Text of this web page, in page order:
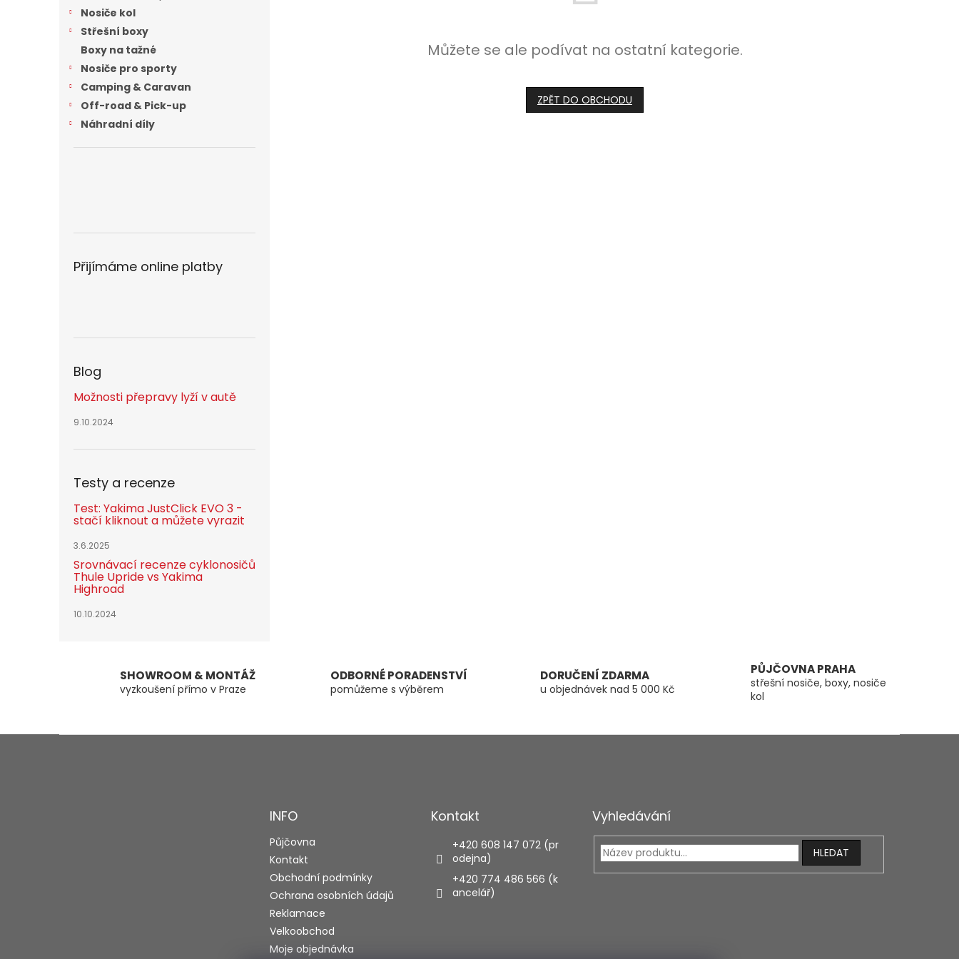
Nosiče kol
Střešní boxy
Boxy na tažné
Nosiče pro sporty
Camping & Caravan
Off-road & Pick-up
Náhradní díly
Přijímáme online platby
Blog
Možnosti přepravy lyží v autě
9.10.2024
Testy a recenze
Test: Yakima JustClick EVO 3 -
stačí kliknout a můžete vyrazit
3.6.2025
Srovnávací recenze cyklonosičů
Thule Upride vs Yakima
Highroad
10.10.2024
Můžete se ale podívat na ostatní kategorie.
ZPĚT DO OBCHODU
SHOWROOM & MONTÁŽ
vyzkoušení přímo v Praze
ODBORNÉ PORADENSTVÍ
pomůžeme s výběrem
DORUČENÍ ZDARMA
u objednávek nad 5 000 Kč
PŮJČOVNA PRAHA
střešní nosiče, boxy, nosiče
kol
INFO
Půjčovna
Kontakt
Obchodní podmínky
Ochrana osobních údajů
Reklamace
Velkoobchod
Moje objednávka
Kontakt
+420 608 147 072 (pr
odejna)
+420 774 486 566 (k
ancelář)
Vyhledávání
HLEDAT